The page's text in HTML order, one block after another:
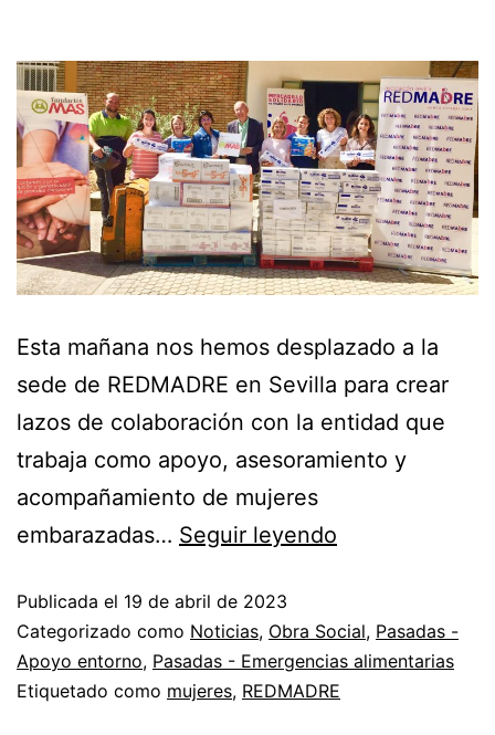
Esta mañana nos hemos desplazado a la
sede de REDMADRE en Sevilla para crear
lazos de colaboración con la entidad que
trabaja como apoyo, asesoramiento y
acompañamiento de mujeres
embarazadas… Seguir leyendo
Publicada el 19 de abril de 2023
Categorizado como Noticias, Obra Social, Pasadas -
Apoyo entorno, Pasadas - Emergencias alimentarias
Etiquetado como mujeres, REDMADRE